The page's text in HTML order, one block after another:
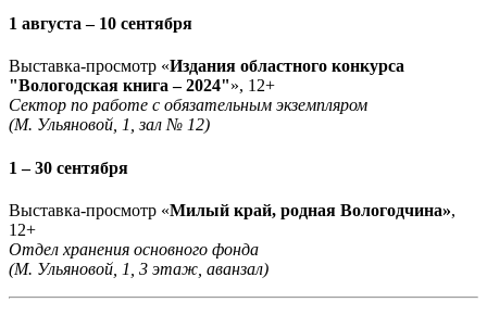
1 августа – 10 сентября
Выставка-просмотр «Издания областного конкурса
"Вологодская книга – 2024"», 12+
Сектор по работе с обязательным экземпляром
(М. Ульяновой, 1, зал № 12)
1 – 30 сентября
Выставка-просмотр «Милый край, родная Вологодчина»,
12+
Отдел хранения основного фонда
(М. Ульяновой, 1, 3 этаж, аванзал)